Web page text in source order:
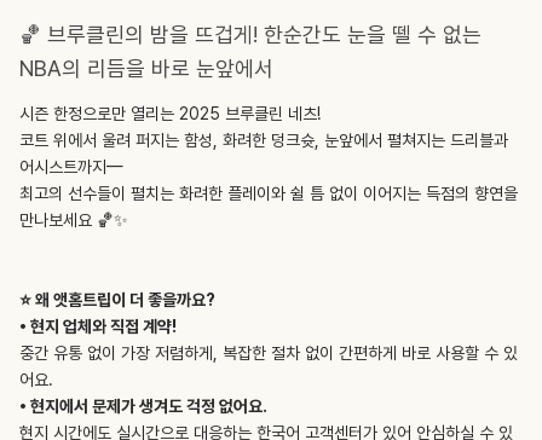
🏀 브루클린의 밤을 뜨겁게! 한순간도 눈을 뗄 수 없는
NBA의 리듬을 바로 눈앞에서
시즌 한정으로만 열리는 2025 브루클린 네츠!
코트 위에서 울려 퍼지는 함성, 화려한 덩크슛, 눈앞에서 펼쳐지는 드리블과
어시스트까지—
최고의 선수들이 펼치는 화려한 플레이와 쉴 틈 없이 이어지는 득점의 향연을
만나보세요 🏀✨
⭐️ 왜 앳홈트립이 더 좋을까요?
• 현지 업체와 직접 계약!
중간 유통 없이 가장 저렴하게, 복잡한 절차 없이 간편하게 바로 사용할 수 있
• 현지에서 문제가 생겨도 걱정 없어요.
현지 시간에도 실시간으로 대응하는 한국어 고객센터가 있어 안심하실 수 있